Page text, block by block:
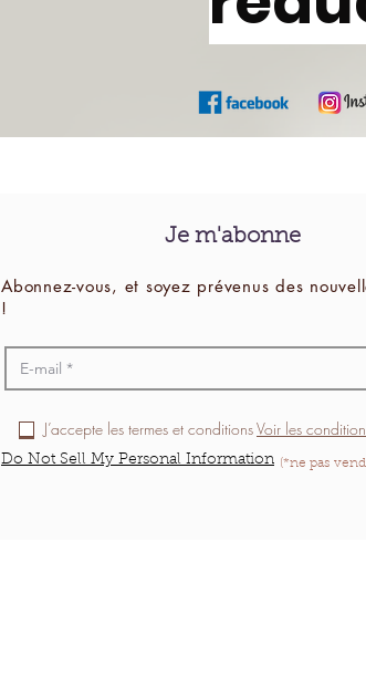
Je m'abonne
Abonnez-vous, et soyez prévenus des
!
J’accepte les termes et conditionsVoir les
Do Not Sell My Personal Information (*ne pas